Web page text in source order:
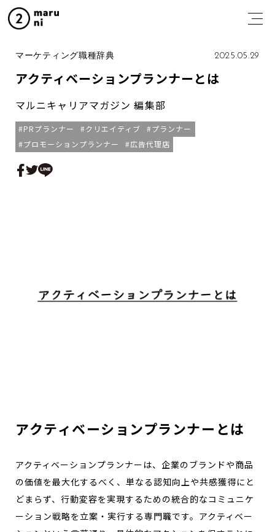
マーケティング職種辞典 2025.05.29
アクティベーションプランナーとは
マルニキャリアマガジン 編集部
PRプランナー クリエイティブ
プランナー
プロモーションプランナー
広告代理店
アクティベーションプランナーとは
アクティベーションプランナーは、企業のブランドや商品
の価値を最大化するべく、単なる認知向上や共感獲得にと
どまらず、行動変容を実現するための統合的なコミュニケ
ーション戦略を立案・実行する専門職です。アクティベー